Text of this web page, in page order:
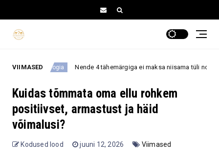
VIIMASED
Nende 4 tähemärgiga ei maksa niisama tüli norida, sest nad ei
Kuidas tõmmata oma ellu rohkem
positiivset, armastust ja häid
võimalusi?
Kodused lood juuni 12, 2026 Viimased